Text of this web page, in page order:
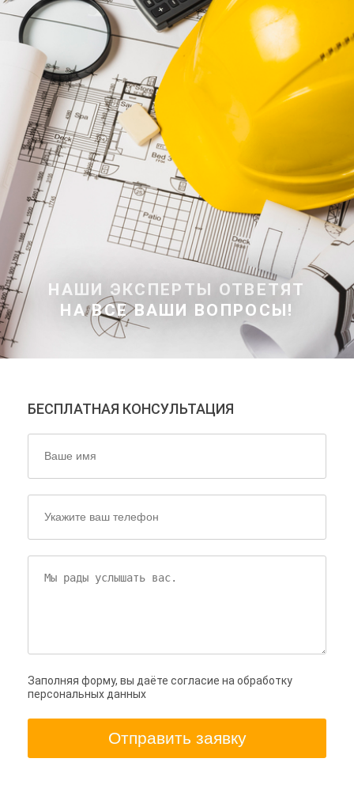
НАШИ ЭКСПЕРТЫ ОТВЕТЯТ
НА ВСЕ ВАШИ ВОПРОСЫ!
БЕСПЛАТНАЯ КОНСУЛЬТАЦИЯ
Заполняя форму, вы даёте согласие на обработку
персональных данных
Отправить заявку